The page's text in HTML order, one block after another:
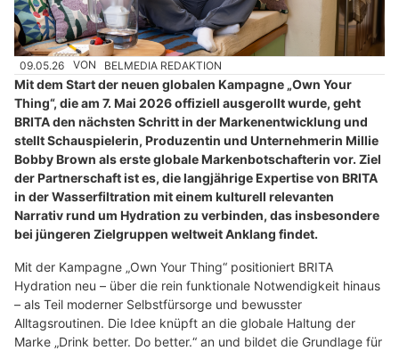
09.05.26 VON BELMEDIA REDAKTION
Mit dem Start der neuen globalen Kampagne „Own Your
Thing“, die am 7. Mai 2026 offiziell ausgerollt wurde, geht
BRITA den nächsten Schritt in der Markenentwicklung und
stellt Schauspielerin, Produzentin und Unternehmerin Millie
Bobby Brown als erste globale Markenbotschafterin vor. Ziel
der Partnerschaft ist es, die langjährige Expertise von BRITA
in der Wasserfiltration mit einem kulturell relevanten
Narrativ rund um Hydration zu verbinden, das insbesondere
bei jüngeren Zielgruppen weltweit Anklang findet.
Mit der Kampagne „Own Your Thing“ positioniert BRITA
Hydration neu – über die rein funktionale Notwendigkeit hinaus
– als Teil moderner Selbstfürsorge und bewusster
Alltagsroutinen. Die Idee knüpft an die globale Haltung der
Marke „Drink better. Do better.“ an und bildet die Grundlage für